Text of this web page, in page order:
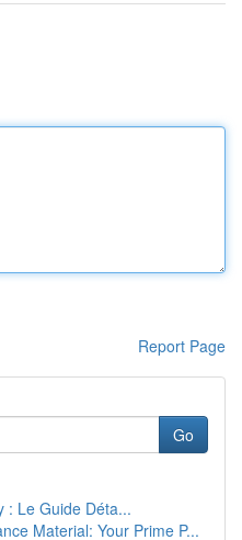
Report Page
Go
: Le Guide Déta...
Material: Your Prime P...